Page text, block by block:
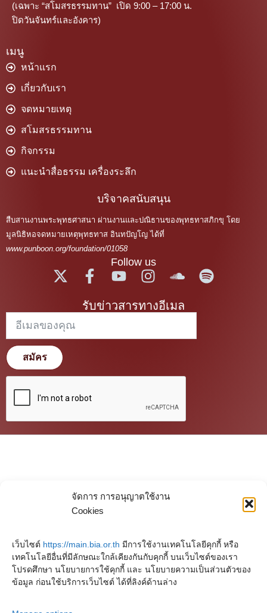
จัดการ การอนุญาตใช้งาน
Cookies
เว็บไซต์ https://main.bia.or.th มีการใช้งานเทคโนโลยีคุกกี้ หรือ
เทคโนโลยีอื่นที่มีลักษณะใกล้เคียงกันกับคุกกี้ บนเว็บไซต์ของเรา
โปรดศึกษา นโยบายการใช้คุกกี้ และ นโยบายความเป็นส่วนตัวของ
ข้อมูล ก่อนใช้บริการเว็บไซต์ ได้ที่ลิงค์ด้านล่าง
(เฉพาะ “สโมสรธรรมทาน” เปิด 9:00 – 17:00 น.
ปิดวันจันทร์และอังคาร)
เมนู
หน้าแรก
เกี่ยวกับเรา
จดหมายเหตุ
สโมสรธรรมทาน
กิจกรรม
แนะนำสื่อธรรม เครื่องระลึก
บริจาคสนับสนุน
สืบสานงานพระพุทธศาสนา ผ่านงานและปณิธานของพุทธทาสภิกขุ โดย
มูลนิธิหอจดหมายเหตุพุทธทาส อินทปัญโญ ได้ที่
www.punboon.org/foundation/01058
Follow us
รับข่าวสารทางอีเมล
สมัคร